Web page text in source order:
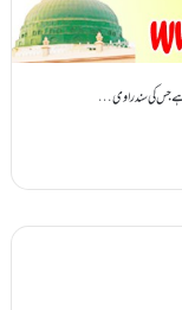
ہے جس کی سند راوی…